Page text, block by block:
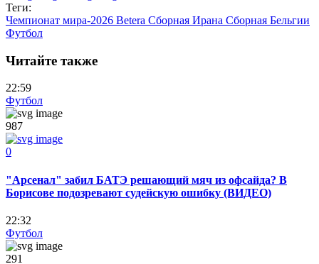
Теги:
Чемпионат мира-2026 Betera Сборная Ирана Сборная Бельгии
Футбол
Читайте также
22:59
Футбол
987
0
"Арсенал" забил БАТЭ решающий мяч из офсайда? В
Борисове подозревают судейскую ошибку (ВИДЕО)
22:32
Футбол
291